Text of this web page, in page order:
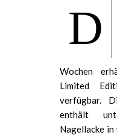
D
Wochen
Limited
verfügbar.
enthält
Nagellacke